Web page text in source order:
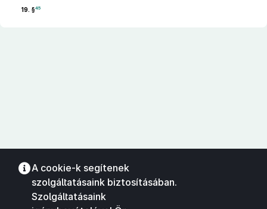
19. §45
A cookie-k segítenek
szolgáltatásaink biztosításában.
Szolgáltatásaink